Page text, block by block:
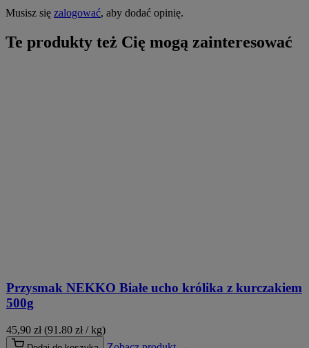
Musisz się zalogować, aby dodać opinię.
Te produkty też Cię mogą zainteresować
Przysmak NEKKO Białe ucho królika z kurczakiem
500g
45,90 zł (91.80 zł / kg)